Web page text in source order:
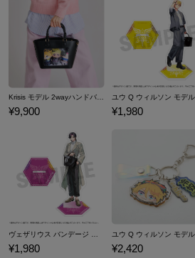
Krisis モデル 2wayハンドバッグ NIJISANJI EN
¥9,900 ¥1,980
¥1,980 ¥2,420